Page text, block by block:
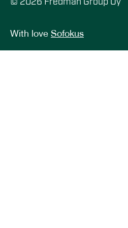
© 2026 Fredman Group Oy
With love Sofokus